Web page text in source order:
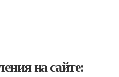
на сайте: